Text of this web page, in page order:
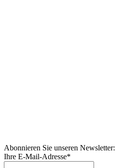
Abonnieren Sie unseren Newsletter:
Ihre E-Mail-Adresse*